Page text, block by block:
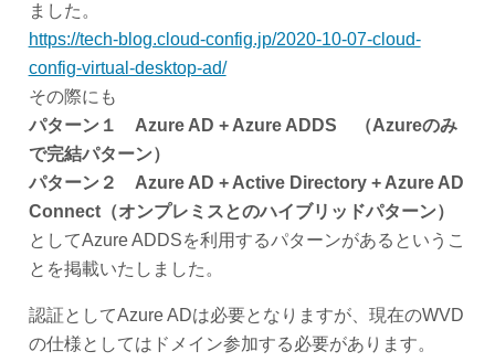
ました。
https://tech-blog.cloud-config.jp/2020-10-07-cloud-
config-virtual-desktop-ad/
その際にも
パターン１ Azure AD + Azure ADDS （Azureのみ
で完結パターン）
パターン２ Azure AD + Active Directory + Azure AD
Connect（オンプレミスとのハイブリッドパターン）
としてAzure ADDSを利用するパターンがあるというこ
とを掲載いたしました。
認証としてAzure ADは必要となりますが、現在のWVD
の仕様としてはドメイン参加する必要があります。